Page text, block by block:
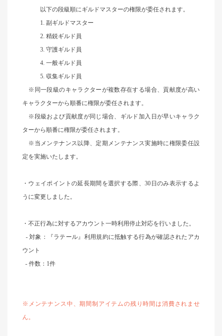
以下の段級順にギルドマスターの権限が委任されます。
1. 副ギルドマスター
2. 精鋭ギルド員
3. 守護ギルド員
4. 一般ギルド員
5. 収集ギルド員
※同一段級のキャラクターが複数存在する場合、貢献度が高い
キャラクターから順番に権限が委任されます。
※段級および貢献度が同じ場合、ギルド加入日が早いキャラク
ターから順番に権限が委任されます。
※当メンテナンス以降、定期メンテナンス実施時に権限委任設
定を実施いたします。
・ ウェイポイントの延長期間を選択する際、30日のみ表示するよ
うに変更しました。
・不正行為に対するアカウント一時利用停止対応を行いました。
- 対象：『ラテール』利用規約に抵触する行為が確認されたアカ
ウント
- 件数：1件
※メンテナンス中、期間制アイテムの残り時間は消費されませ
ん。